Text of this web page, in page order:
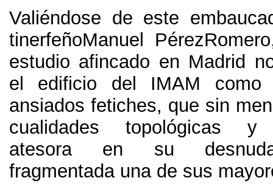
Valiéndose de este
tinerfeñoManuel
estudio afincado en Madrid
el edificio del IMAM
ansiados fetiches, que sin
cualidades topológicas y
atesora en su
fragmentada una de sus